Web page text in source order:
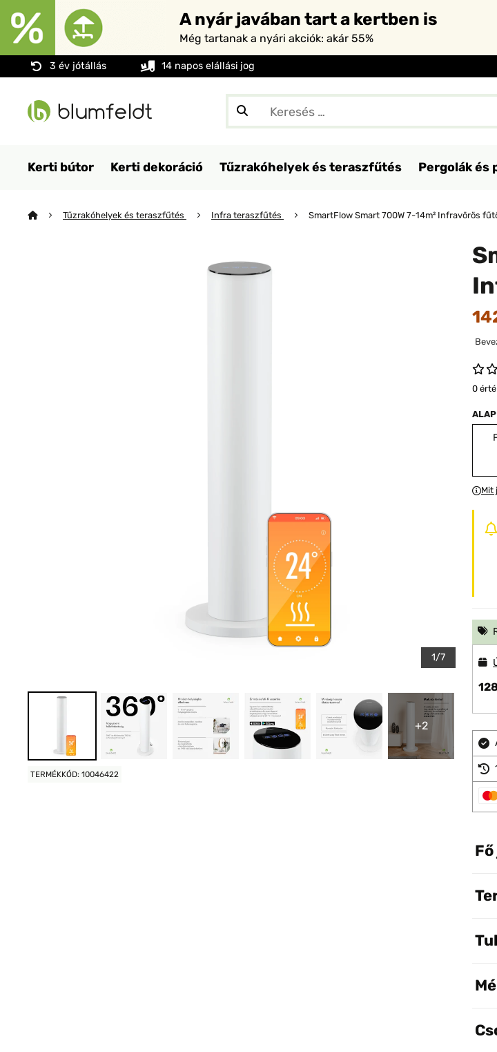
A nyár javában tart a kertben is
Még tartanak a nyári akciók: akár 55%
3 év jótállás 14 napos elállási jog
Kerti bútor Kerti dekoráció Tűzrakóhelyek és teraszfűtés Pergolák és
Tűzrakóhelyek és teraszfűtés Infra teraszfűtés SmartFlow Smart 700W 7-14m² Infravörös
1/7
+2
TERMÉKKÓD: 10046422
0
Mit